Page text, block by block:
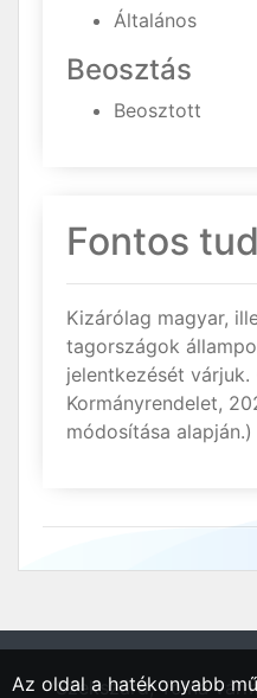
Általános
Beosztás
Beosztott
Fontos
Kizárólag magyar,
tagországok
jelentkezését várjuk.
Kormányrendelet,
módosítása alapján.)
"Szekszárd, Tolna
Az oldal a hatékonyabb